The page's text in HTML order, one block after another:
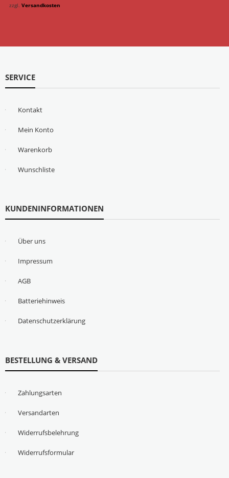
zzgl. Versandkosten
SERVICE
Kontakt
Mein Konto
Warenkorb
Wunschliste
KUNDENINFORMATIONEN
Über uns
Impressum
AGB
Batteriehinweis
Datenschutzerklärung
BESTELLUNG & VERSAND
Zahlungsarten
Versandarten
Widerrufsbelehrung
Widerrufsformular